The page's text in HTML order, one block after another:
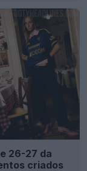
26-27 da
criados